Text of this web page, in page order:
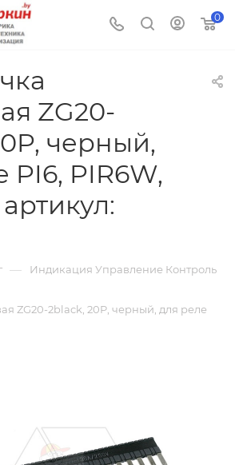
0
ZG20-
черный,
PI6, PIR6W,
— Индикация Управление Контроль
ZG20-2black, 20P, черный, для реле